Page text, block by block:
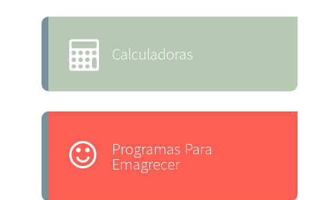
Calculadoras
Programas Para
Emagrecer